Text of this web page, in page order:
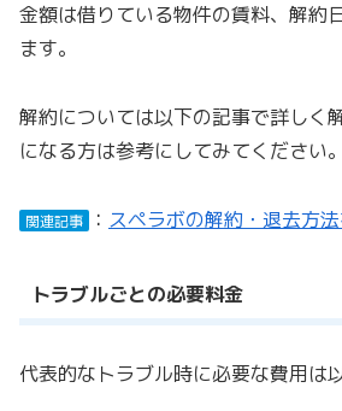
金額は借りている物件の賃料、解約
ます。
解約については以下の記事で詳しく
になる方は参考にしてみてください。
関連記事 ： スペラボの解約・退去方
トラブルごとの必要料金
代表的なトラブル時に必要な費用は